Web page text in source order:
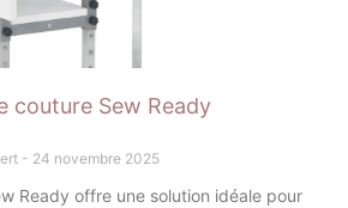
couture Sew Ready
24 novembre 2025
Ready offre une solution idéale pour